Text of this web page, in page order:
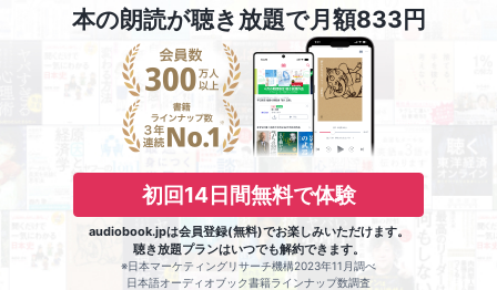
本の朗読が聴き放題で月額833円
初回14日間無料で体験
audiobook.jpは会員登録(無料)でお楽しみいただけます。
聴き放題プランはいつでも解約できます。
※日本マーケティングリサーチ機構2023年11月調べ
日本語オーディオブック書籍ラインナップ数調査